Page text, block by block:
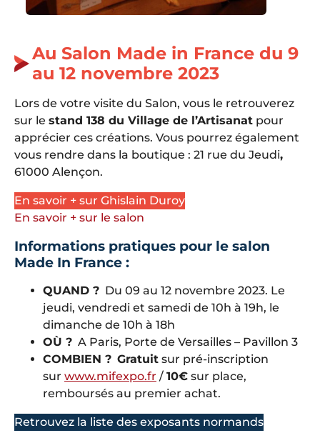
Au Salon Made in France du 9
au 12 novembre 2023
Lors de votre visite du Salon, vous le retrouverez
sur le stand 138 du Village de l’Artisanat pour
apprécier ces créations. Vous pourrez également
vous rendre dans la boutique : 21 rue du Jeudi,
61000 Alençon.
En savoir + sur Ghislain Duroy
En savoir + sur le salon
Informations pratiques pour le salon
Made In France :
QUAND ? Du 09 au 12 novembre 2023. Le
jeudi, vendredi et samedi de 10h à 19h, le
dimanche de 10h à 18h
OÙ ? A Paris, Porte de Versailles – Pavillon 3
COMBIEN ? Gratuit sur pré-inscription
sur www.mifexpo.fr / 10€ sur place,
remboursés au premier achat.
Retrouvez la liste des exposants normands